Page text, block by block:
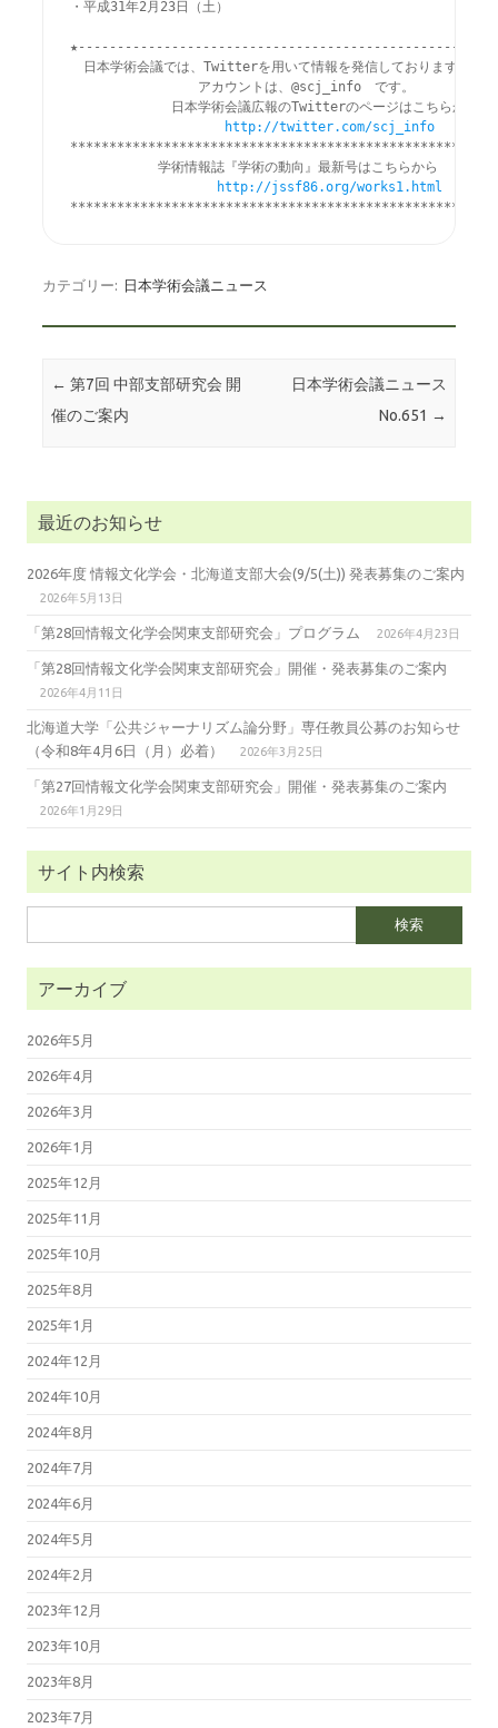
・平成31年2月23日（土）
日本学術会議では、Twitterを用いて情報を発信しております。
アカウントは、@scj_info　です。
日本学術会議広報のTwitterのページはこちらから
http://twitter.com/scj_info
学術情報誌『学術の動向』最新号はこちらから
http://jssf86.org/works1.html
カテゴリー: 日本学術会議ニュース
投稿ナビゲーション
← 第7回 中部支部研究会 開
催のご案内
日本学術会議ニュース
No.651 →
最近のお知らせ
2026年度 情報文化学会・北海道支部大会(9/5(土)) 発表募集のご案内
2026年5月13日
「第28回情報文化学会関東支部研究会」プログラム 2026年4月23日
「第28回情報文化学会関東支部研究会」開催・発表募集のご案内
2026年4月11日
北海道大学「公共ジャーナリズム論分野」専任教員公募のお知らせ
（令和8年4月6日（月）必着）
2026年3月25日
「第27回情報文化学会関東支部研究会」開催・発表募集のご案内
2026年1月29日
サイト内検索
索:
アーカイブ
2026年5月
2026年4月
2026年3月
2026年1月
2025年12月
2025年11月
2025年10月
2025年8月
2025年1月
2024年12月
2024年10月
2024年8月
2024年7月
2024年6月
2024年5月
2024年2月
2023年12月
2023年10月
2023年8月
2023年7月